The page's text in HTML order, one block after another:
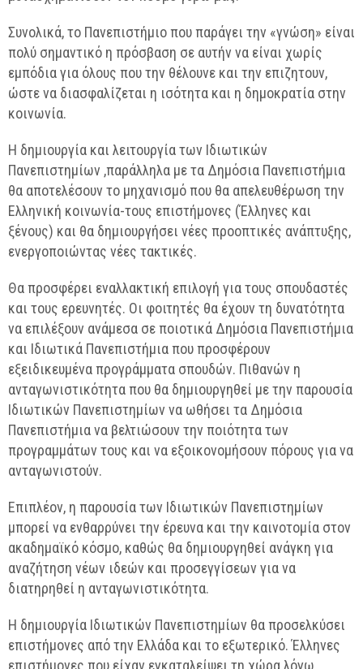
Συνολικά, το Πανεπιστήμιο που παράγει την «γνώση» είναι
πολύ σημαντικό η πρόσβαση σε αυτήν να είναι χωρίς
εμπόδια για όλους που την θέλουνε και την επιζητουν,
ώστε να διασφαλίζεται η ισότητα και η δημοκρατία στην
κοινωνία.
Η δημιουργία και λειτουργία των Ιδιωτικών
Πανεπιστημίων ,παράλληλα με τα Δημόσια Πανεπιστήμια
θα αποτελέσουν το μηχανισμό που θα απελευθέρωση την
Ελληνική κοινωνία-τους επιστήμονες (Έλληνες και
ξένους) και θα δημιουργήσει νέες προοπτικές ανάπτυξης,
ενεργοποιώντας νέες τακτικές.
Θα προσφέρει εναλλακτική επιλογή για τους σπουδαστές
και τους ερευνητές. Οι φοιτητές θα έχουν τη δυνατότητα
να επιλέξουν ανάμεσα σε ποιοτικά Δημόσια Πανεπιστήμια
και Ιδιωτικά Πανεπιστήμια που προσφέρουν
εξειδικευμένα προγράμματα σπουδών. Πιθανών η
ανταγωνιστικότητα που θα δημιουργηθεί με την παρουσία
Ιδιωτικών Πανεπιστημίων να ωθήσει τα Δημόσια
Πανεπιστήμια να βελτιώσουν την ποιότητα των
προγραμμάτων τους και να εξοικονομήσουν πόρους για να
ανταγωνιστούν.
Επιπλέον, η παρουσία των Ιδιωτικών Πανεπιστημίων
μπορεί να ενθαρρύνει την έρευνα και την καινοτομία στον
ακαδημαϊκό κόσμο, καθώς θα δημιουργηθεί ανάγκη για
αναζήτηση νέων ιδεών και προσεγγίσεων για να
διατηρηθεί η ανταγωνιστικότητα.
Η δημιουργία Ιδιωτικών Πανεπιστημίων θα προσελκύσει
επιστήμονες από την Ελλάδα και το εξωτερικό. Έλληνες
επιστήμονες που είχαν εγκαταλείψει τη χώρα λόγω